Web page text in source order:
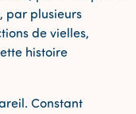
par plusieurs
de vielles,
histoire
Constant